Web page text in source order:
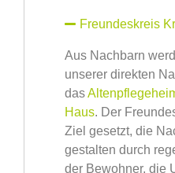
Freundeskreis
Aus Nachbarn
unserer direkten
das
Haus. Der
Ziel gesetzt, die
gestalten durch
der Bewohner, die